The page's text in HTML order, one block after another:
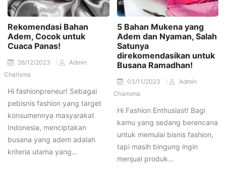
Rekomendasi Bahan
Adem, Cocok untuk
Cuaca Panas!
26/12/2023
Admin
Charisma
Hi fashionpreneur! Sebagai
pebisnis fashion yang target
konsumennya masyarakat
Indonesia, menciptakan
busana yang adem adalah
kriteria utama yang…
5 Bahan Mukena yang
Adem dan Nyaman, Salah
Satunya
direkomendasikan untuk
Busana Ramadhan!
03/11/2023
Admin
Charisma
Hi Fashion Enthusiast! Bagi
kamu yang sedang berencana
untuk memulai bisnis fashion,
tapi masih bingung ingin
menjual produk…